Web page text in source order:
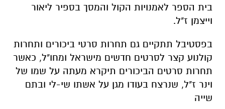
בית הספר לאמנויות הקול והמסך בספיר ליאור
וייצמן ז"ל.
בפסטיבל תתקיים גם תחרות סרטי ביכורים ותחרות
קולנוע קצר לסרטים חדשים מישראל ומחו"ל, כאשר
תחרות סרטים הביכורים תיקרא מעתה על שמו של
וינר ז"ל, שנרצח בעודו מגן על אשתו שי-לי ובתם
שייה